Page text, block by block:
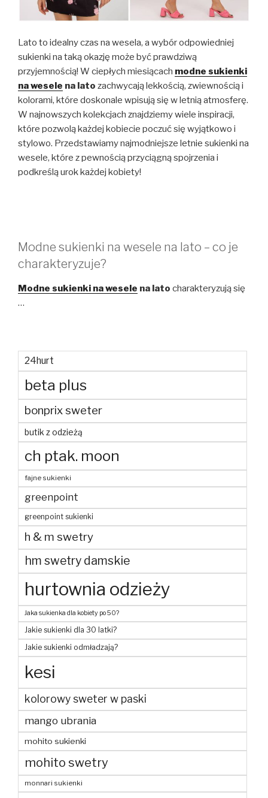
Lato to idealny czas na wesela, a wybór odpowiedniej
sukienki na taką okazję może być prawdziwą
przyjemnością! W ciepłych miesiącach modne sukienki
na wesele na lato zachwycają lekkością, zwiewnością i
kolorami, które doskonale wpisują się w letnią atmosferę.
W najnowszych kolekcjach znajdziemy wiele inspiracji,
które pozwolą każdej kobiecie poczuć się wyjątkowo i
stylowo. Przedstawiamy najmodniejsze letnie sukienki na
wesele, które z pewnością przyciągną spojrzenia i
podkreślą urok każdej kobiety!
Modne sukienki na wesele na lato – co je
charakteryzuje?
Modne sukienki na wesele na lato charakteryzują się
…
24hurt
beta plus
bonprix sweter
butik z odzieżą
ch ptak. moon
fajne sukienki
greenpoint
greenpoint sukienki
h & m swetry
hm swetry damskie
hurtownia odzieży
Jaka sukienka dla kobiety po 50?
Jakie sukienki dla 30 latki?
Jakie sukienki odmładzają?
kesi
kolorowy sweter w paski
mango ubrania
mohito sukienki
mohito swetry
monnari sukienki